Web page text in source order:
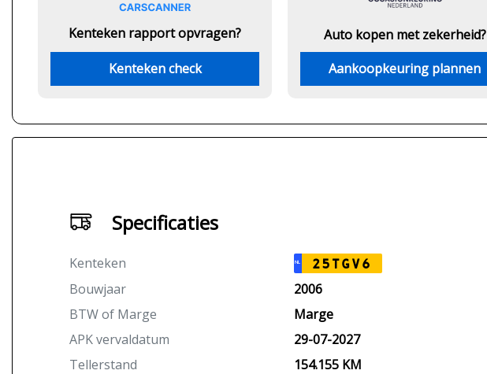
Kenteken rapport opvragen?
Kenteken check
Auto kopen met zekerheid?
Aankoopkeuring plannen
Specificaties
Kenteken NL 25TGV6
Bouwjaar
2006
BTW of Marge
Marge
APK vervaldatum
29-07-2027
Tellerstand
154.155 KM